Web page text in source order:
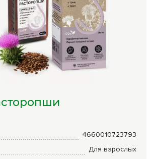
онкологии
растительные масла
4660010723793
Для взрослых